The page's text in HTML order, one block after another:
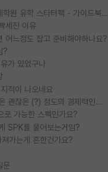
[무료] 2026 미국 대학원 유학 스타터팩 - 가이드북 & 합격자 컨택메일 템플릿
세진 이유
어느정도 잡고 준비해야하나요?
?
가 있었구나
적이 나오네요
박사진학하기에 2억은 괜찮은 (?) 정도의 경제력인가요
로 가능한 스펙인가요?
SPK를 물어보는거임?
가는게 흔한건가요?
문